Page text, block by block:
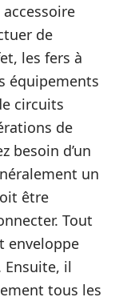
de
les fers à
équipements
circuits
de
besoin d’un
un
être
Tout
enveloppe
il
tous les